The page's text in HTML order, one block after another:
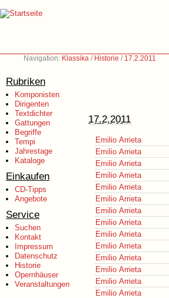
Navigation: Klassika / Historie / 17.2.2011
Rubriken
Komponisten
Dirigenten
Textdichter
Gattungen
Begriffe
Tempi
Jahrestage
Kataloge
Einkaufen
CD-Tipps
Angebote
Service
Suchen
Kontakt
Impressum
Datenschutz
Historie
Opernhäuser
Veranstaltungen
17.2.2011
Emilio Arrieta
Emilio Arrieta
Emilio Arrieta
Emilio Arrieta
Emilio Arrieta
Emilio Arrieta
Emilio Arrieta
Emilio Arrieta
Emilio Arrieta
Emilio Arrieta
Emilio Arrieta
Emilio Arrieta
Emilio Arrieta
Emilio Arrieta